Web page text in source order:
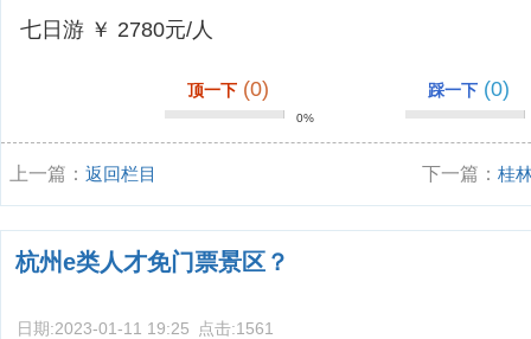
七日游 ￥ 2780元/人
顶一下 (0)
0%
踩一下 (0)
上一篇： 返回栏目 下一篇：桂
杭州e类人才免门票景区？
日期:2023-01-11 19:25 点击:1561